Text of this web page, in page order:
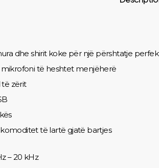
dhe shirit koke për një përshtatje
të heshtet menjëherë
zërit
të lartë gjatë bartjes
– 20 kHz